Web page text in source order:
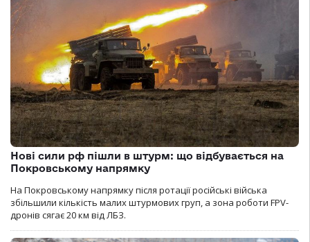
Нові сили рф пішли в штурм: що відбувається на
Покровському напрямку
На Покровському напрямку після ротації російські війська
збільшили кількість малих штурмових груп, а зона роботи FPV-
дронів сягає 20 км від ЛБЗ.